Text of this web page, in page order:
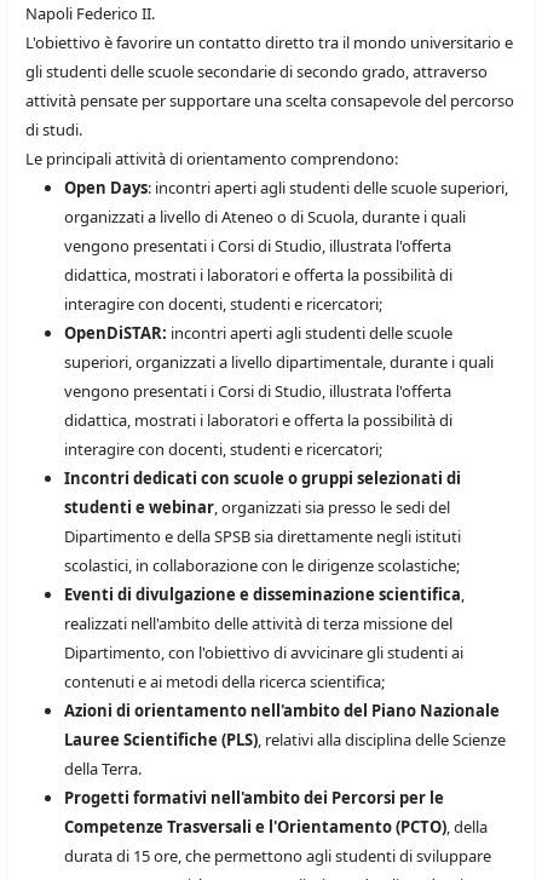
Napoli Federico II.
L'obiettivo è favorire un contatto diretto tra il mondo universitario e
gli studenti delle scuole secondarie di secondo grado, attraverso
attività pensate per supportare una scelta consapevole del percorso
di studi.
Le principali attività di orientamento comprendono:
Open Days: incontri aperti agli studenti delle scuole superiori,
organizzati a livello di Ateneo o di Scuola, durante i quali
vengono presentati i Corsi di Studio, illustrata l'offerta
didattica, mostrati i laboratori e offerta la possibilità di
interagire con docenti, studenti e ricercatori;
OpenDiSTAR: incontri aperti agli studenti delle scuole
superiori, organizzati a livello dipartimentale, durante i quali
vengono presentati i Corsi di Studio, illustrata l'offerta
didattica, mostrati i laboratori e offerta la possibilità di
interagire con docenti, studenti e ricercatori;
Incontri dedicati con scuole o gruppi selezionati di
studenti e webinar, organizzati sia presso le sedi del
Dipartimento e della SPSB sia direttamente negli istituti
scolastici, in collaborazione con le dirigenze scolastiche;
Eventi di divulgazione e disseminazione scientifica,
realizzati nell'ambito delle attività di terza missione del
Dipartimento, con l'obiettivo di avvicinare gli studenti ai
contenuti e ai metodi della ricerca scientifica;
Azioni di orientamento nell'ambito del Piano Nazionale
Lauree Scientifiche (PLS), relativi alla disciplina delle Scienze
della Terra.
Progetti formativi nell'ambito dei Percorsi per le
Competenze Trasversali e l'Orientamento (PCTO), della
durata di 15 ore, che permettono agli studenti di sviluppare